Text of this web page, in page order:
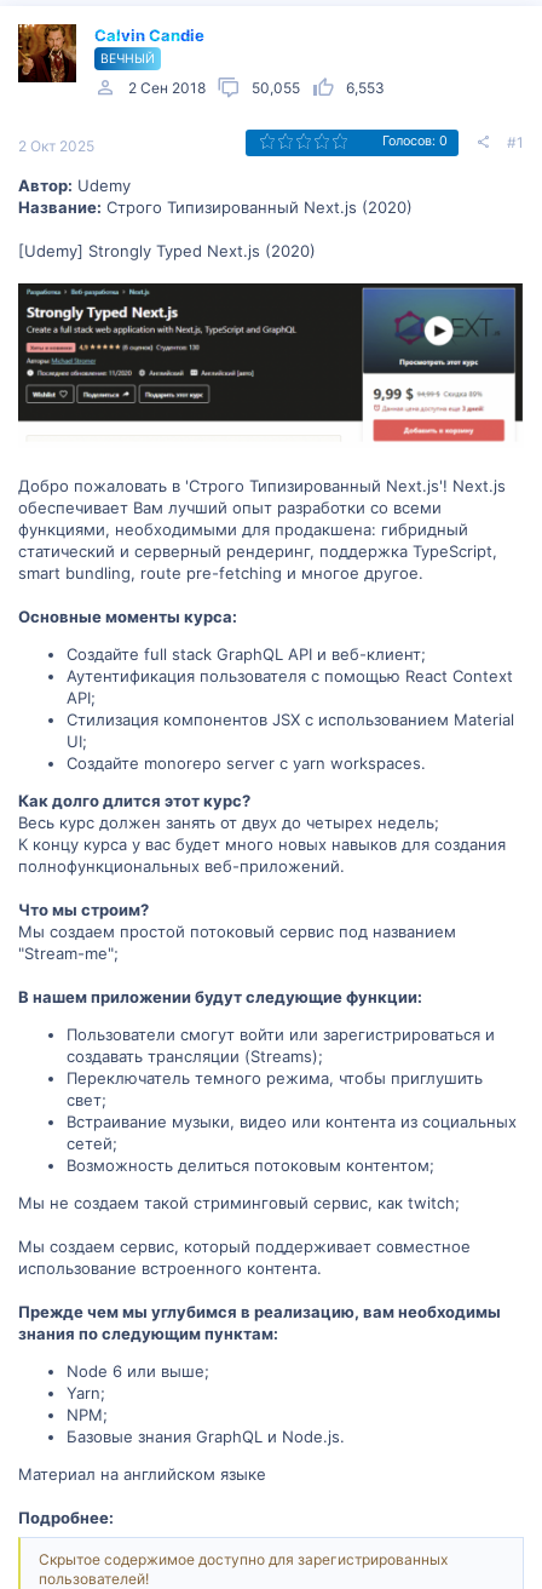
Calvin Candie
ВЕЧНЫЙ
2 Сен 2018 50,055 6,553
2 Окт 2025 Голосов: 0 #1
Автор: Udemy
Название: Строго Типизированный Next.js (2020)
[Udemy] Strongly Typed Next.js (2020)
Добро пожаловать в 'Строго Типизированный Next.js'! Next.js
обеспечивает Вам лучший опыт разработки со всеми
функциями, необходимыми для продакшена: гибридный
статический и серверный рендеринг, поддержка TypeScript,
smart bundling, route pre-fetching и многое другое.
Основные моменты курса:
Создайте full stack GraphQL API и веб-клиент;
Аутентификация пользователя с помощью React Context
API;
Стилизация компонентов JSX с использованием Material
UI;
Создайте monorepo server с yarn workspaces.
Как долго длится этот курс?
Весь курс должен занять от двух до четырех недель;
К концу курса у вас будет много новых навыков для создания
полнофункциональных веб-приложений.
Что мы строим?
Мы создаем простой потоковый сервис под названием
"Stream-me";
В нашем приложении будут следующие функции:
Пользователи смогут войти или зарегистрироваться и
создавать трансляции (Streams);
Переключатель темного режима, чтобы приглушить
свет;
Встраивание музыки, видео или контента из социальных
сетей;
Возможность делиться потоковым контентом;
Мы не создаем такой стриминговый сервис, как twitch;
Мы создаем сервис, который поддерживает совместное
использование встроенного контента.
Прежде чем мы углубимся в реализацию, вам необходимы
знания по следующим пунктам:
Node 6 или выше;
Yarn;
NPM;
Базовые знания GraphQL и Node.js.
Материал на английском языке
Подробнее:
Скрытое содержимое доступно для зарегистрированных
пользователей!